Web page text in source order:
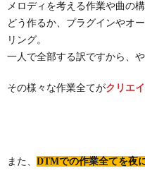
メロディを考える作業や曲の
どう作るか、プラグインやオ
リング。
一人で全部する訳ですから、
その様々な作業全てがクリエ
また、 DTMでの作業全てを夜